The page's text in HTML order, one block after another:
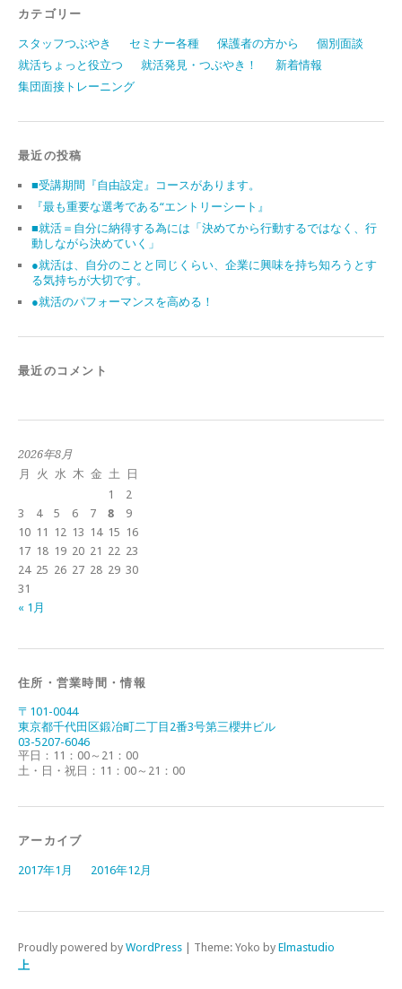
カテゴリー
スタッフつぶやき セミナー各種 保護者の方から
個別面談
就活ちょっと役立つ
就活発見・つぶやき！
新着情報
集団面接トレーニング
最近の投稿
■受講期間『自由設定』コースがあります。
『最も重要な選考である“エントリーシート』
■就活＝自分に納得する為には「決めてから行動するではなく、行
動しながら決めていく」
●就活は、自分のことと同じくらい、企業に興味を持ち知ろうとす
る気持ちが大切です。
●就活のパフォーマンスを高める！
最近のコメント
2026年8月
月
火 水 木 金 土 日
« 1月
1
2
3
4 5 6 7 8
9
10 11 12 13 14 15 16
17 18 19 20 21 22 23
24 25 26 27 28 29 30
31
住所・営業時間・情報
〒101-0044
東京都千代田区鍛冶町二丁目2番3号第三櫻井ビル
03-5207-6046
平日：11：00～21：00
土・日・祝日：11：00～21：00
アーカイブ
2017年1月 2016年12月
Proudly powered by WordPress | Theme: Yoko by Elmastudio
上